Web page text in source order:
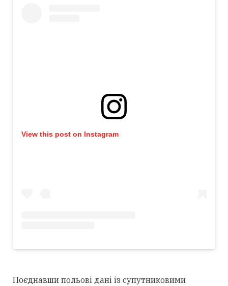
View this post on Instagram
Поєднавши польові дані із супутниковими